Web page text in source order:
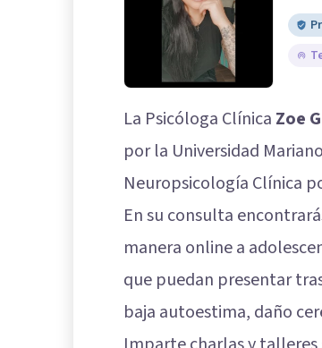
La Psicóloga Clínica Zoe
por la Universidad
Neuropsicología Clínica
En su consulta
manera online a
que puedan presentar
baja autoestima, daño